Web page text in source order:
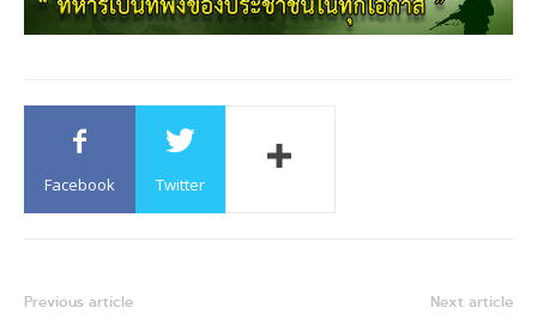
Facebook Twitter
Previous article Next article